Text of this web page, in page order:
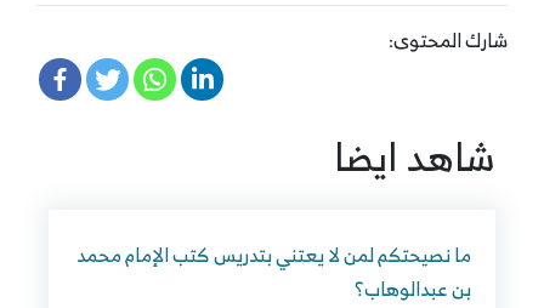
شارك المحتوى:
شاهد ايضا
ما نصيحتكم لمن لا يعتني بتدريس كتب الإمام محمد
بن عبدالوهاب؟